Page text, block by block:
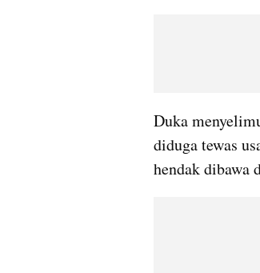
Duka
diduga tewas
hendak dibawa